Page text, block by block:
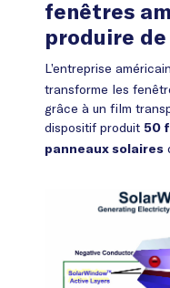
fenêtres
produire de
L’entreprise
transforme les
grâce à un film
dispositif produit 50
panneaux solaires